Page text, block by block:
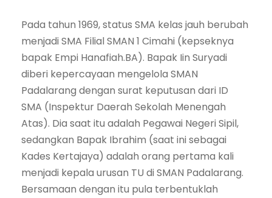
Pada tahun 1969, status SMA kelas jauh berubah
menjadi SMA Filial SMAN 1 Cimahi (kepseknya
bapak Empi Hanafiah.BA). Bapak Iin Suryadi
diberi kepercayaan mengelola SMAN
Padalarang dengan surat keputusan dari ID
SMA (Inspektur Daerah Sekolah Menengah
Atas). Dia saat itu adalah Pegawai Negeri Sipil,
sedangkan Bapak Ibrahim (saat ini sebagai
Kades Kertajaya) adalah orang pertama kali
menjadi kepala urusan TU di SMAN Padalarang.
Bersamaan dengan itu pula terbentuklah